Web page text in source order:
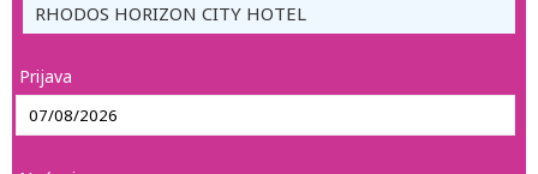
RHODOS HORIZON CITY HOTEL
Prijava